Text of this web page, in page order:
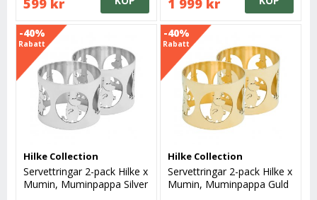
599 kr 1 999 kr
-40%
Rabatt
Hilke Collection
Servettringar 2-pack Hilke x
Mumin, Muminpappa Silver
-40%
Rabatt
Hilke Collection
Servettringar 2-pack Hilke x
Mumin, Muminpappa Guld